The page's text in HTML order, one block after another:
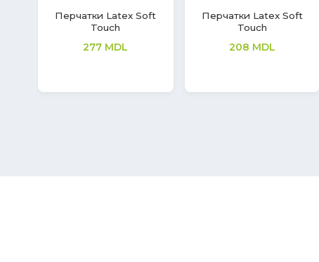
Перчатки Latex Soft
Touch
277
Перчатки Vinil Soft
Touch
220